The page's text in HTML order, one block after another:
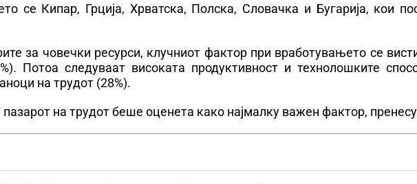
се Кипар, Грција, Хрватска, Полска, Словачка и Бугарија, кои
за човечки ресурси, клучниот фактор при вработувањето се
Потоа следуваат високата продуктивност и технолошките
на трудот (28%).
на трудот беше оценета како најмалку важен фактор,